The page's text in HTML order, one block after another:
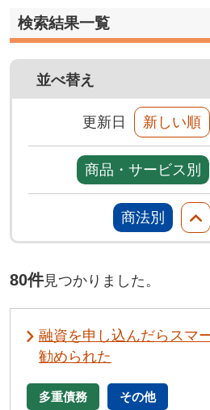
検索結果一覧
並べ替え
更新日 新しい順
商品・サービス別
商法別
80件見つかりました。
融資を申し込んだらスマ
勧められた
多重債務 その他